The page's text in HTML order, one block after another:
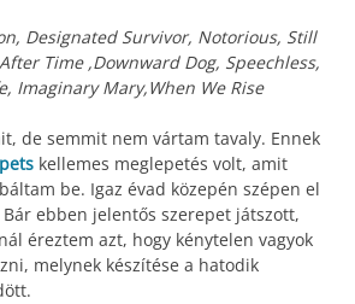
Designated Survivor, Notorious, Still
Time ,Downward Dog, Speechless,
Imaginary Mary,When We Rise
de semmit nem vártam tavaly. Ennek
kellemes meglepetés volt, amit
be. Igaz évad közepén szépen el
ebben jelentős szerepet játszott,
éreztem azt, hogy kénytelen vagyok
melynek készítése a hatodik